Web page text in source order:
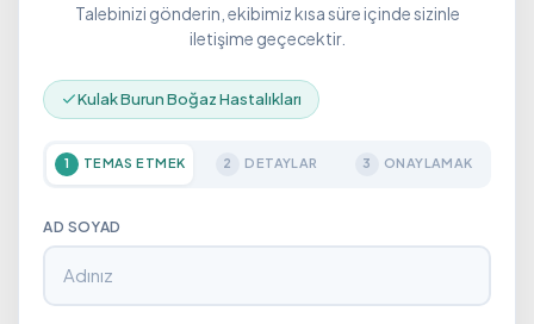
Talebinizi gönderin, ekibimiz kısa süre içinde sizinle
iletişime geçecektir.
Kulak Burun Boğaz Hastalıkları
1 TEMAS ETMEK 2 DETAYLAR 3 ONAYLAMAK
AD SOYAD